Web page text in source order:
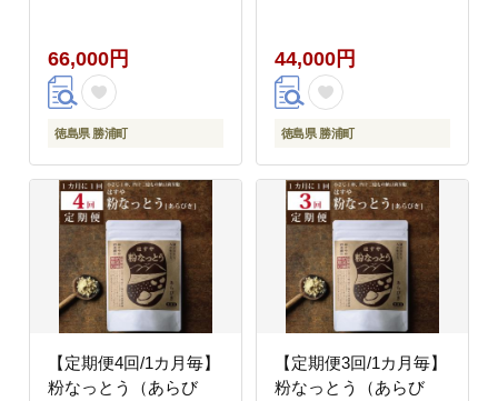
66,000円
徳島県 勝浦町
44,000円
徳島県 勝浦町
【定期便4回/1カ月毎】
粉なっとう（あらび
【定期便3回/1カ月毎】
粉なっとう（あらび